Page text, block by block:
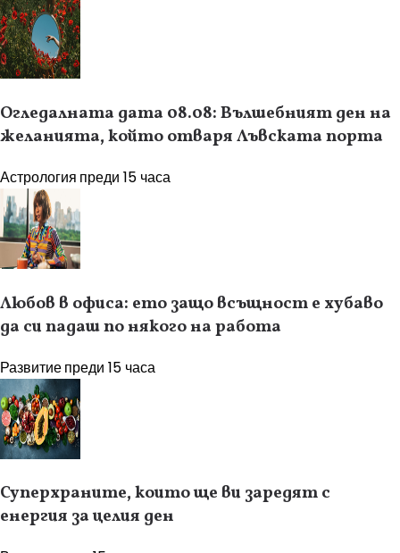
Огледалната дата 08.08: Вълшебният ден на
желанията, който отваря Лъвската порта
Астрология преди 15 часа
Любов в офиса: ето защо всъщност е хубаво
да си падаш по някого на работа
Развитиепреди 15 часа
Суперхраните, които ще ви заредят с
енергия за целия ден